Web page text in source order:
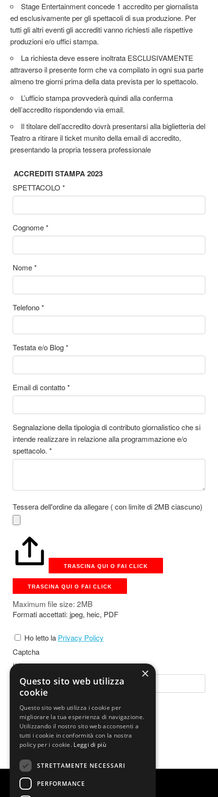
Stage Entertainment concede 1 accredito per giornalista
ed esclusivamente per gli spettacoli di sua produzione. Per
tutti gli altri eventi gli accrediti vanno richiesti alle rispettive
produzioni e/o uffici stampa.
La richiesta deve essere inoltrata ESCLUSIVAMENTE
attraverso il presente form che va compilato in ogni sua parte
almeno tre giorni prima della data prevista per lo spettacolo.
L’ufficio stampa provvederà quindi alla conferma
dell’accredito rispondendo via email.
Il titolare dell’accredito dovrà presentarsi alla biglietteria del
Teatro a ritirare il ticket munito della email di accredito,
presentando la propria tessera professionale
ACCREDITI STAMPA 2023
SPETTACOLO *
Cognome*
Nome*
Telefono*
Testata e/o Blog*
Email di contatto*
Segnalazione della tipologia di contributo giornalistico che si
intende realizzare in relazione alla programmazione e/o
spettacolo. *
Tessera dell'ordine da allegare ( con limite di 2MB ciascuno)
TRASCINA QUI O FAI CLICK
TRASCINA QUI O FAI CLICK
Maximum file size: 2MB
Formati accettati: jpeg, heic, PDF
Ho letto la Privacy Policy
Captcha
If you are human, leave this field blank.
INVIA
×
Questo sito web utilizza
cookie
Questo sito web utilizza i cookie per
migliorare la tua esperienza di navigazione.
Utilizzando il nostro sito web acconsenti a
tutti i cookie in conformità con la nostra
policy per i cookie. Leggi di più
STRETTAMENTE NECESSARI
PERFORMANCE